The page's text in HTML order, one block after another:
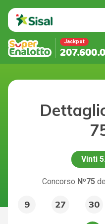
Jackpot
Vinti
Concorso Nº75
9 27 30